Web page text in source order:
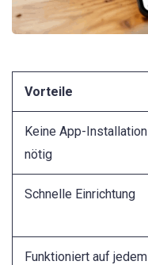
Vorteile
Keine App-Installation
nötig
Schnelle Einrichtung
Funktioniert auf jedem